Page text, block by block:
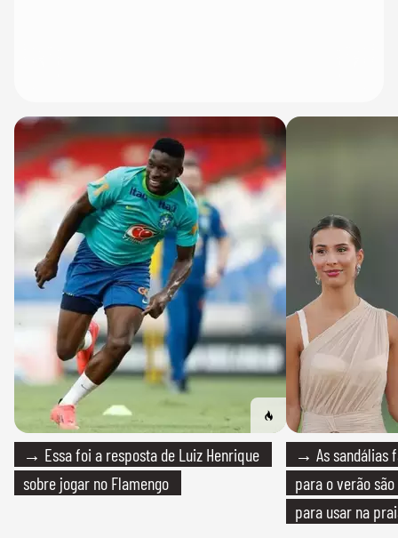
→ Essa foi a resposta de Luiz Henrique
sobre jogar no Flamengo
→ As sandálias
para o verão
para usar na